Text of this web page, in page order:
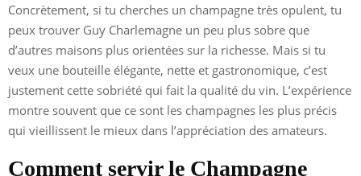
Concrètement, si tu cherches un champagne très opulent, tu
peux trouver Guy Charlemagne un peu plus sobre que
d’autres maisons plus orientées sur la richesse. Mais si tu
veux une bouteille élégante, nette et gastronomique, c’est
justement cette sobriété qui fait la qualité du vin. L’expérience
montre souvent que ce sont les champagnes les plus précis
qui vieillissent le mieux dans l’appréciation des amateurs.
Comment servir le Champagne